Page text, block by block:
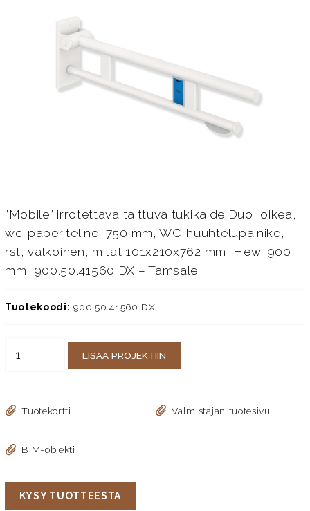
”Mobile” irrotettava taittuva tukikaide Duo, oikea,
wc-paperiteline, 750 mm, WC-huuhtelupainike,
rst, valkoinen, mitat 101x210x762 mm, Hewi 900
mm, 900.50.41560 DX – Tamsale
Tuotekoodi: 900.50.41560 DX
LISÄÄ PROJEKTIIN
Tuotekortti Valmistajan tuotesivu
BIM-objekti
KYSY TUOTTEESTA